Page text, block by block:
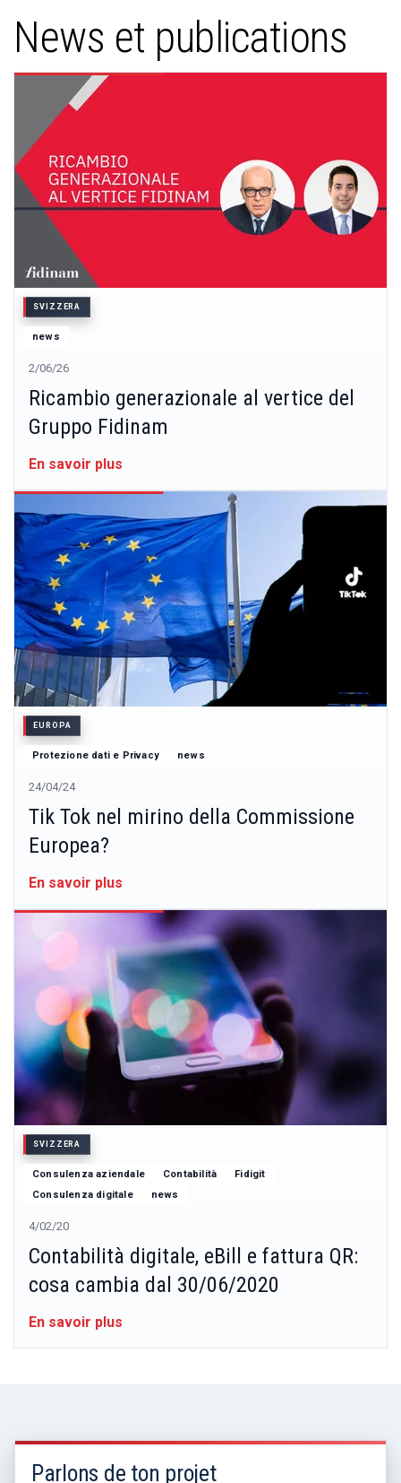
News et publications
SVIZZERA
news
2/06/26
Ricambio generazionale al vertice del
Gruppo Fidinam
En savoir plus
EUROPA
Protezione dati e Privacy news
24/04/24
Tik Tok nel mirino della Commissione
Europea?
En savoir plus
SVIZZERA
Consulenza aziendale Contabilità
Fidigit
Consulenza digitale
news
4/02/20
Contabilità digitale, eBill e fattura QR:
cosa cambia dal 30/06/2020
En savoir plus
Parlons de ton projet